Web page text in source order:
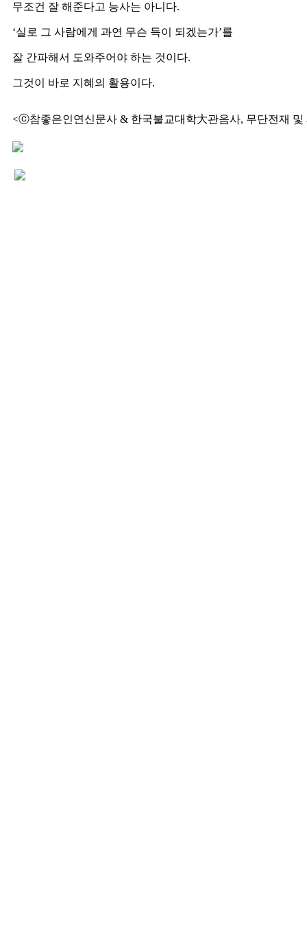
무조건 잘 해준다고 능사는 아니다.
‘실로 그 사람에게 과연 무슨 득이 되겠는가’를
잘 간파해서 도와주어야 하는 것이다.
그것이 바로 지혜의 활용이다.
<ⓒ참좋은인연신문사 & 한국불교대학大관음사, 무단전재 및